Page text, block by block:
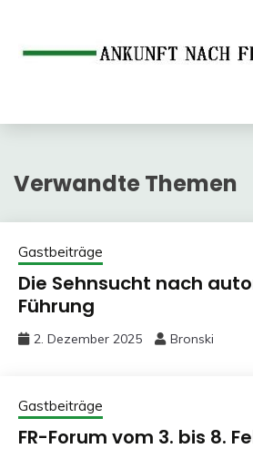
Verwandte Themen
Gastbeiträge
Die Sehnsucht nach
Führung
2. Dezember 2025 Bronski
Gastbeiträge
FR-Forum vom 3. bis 8.